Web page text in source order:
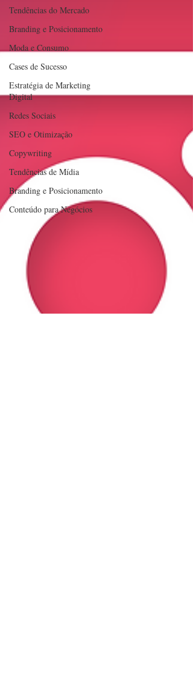
Tendências do Mercado
Branding e Posicionamento
Moda e Consumo
Cases de Sucesso
Estratégia de Marketing
Digital
Redes Sociais
SEO e Otimização
Copywriting
Tendências de Mídia
Branding e Posicionamento
Conteúdo para Negócios